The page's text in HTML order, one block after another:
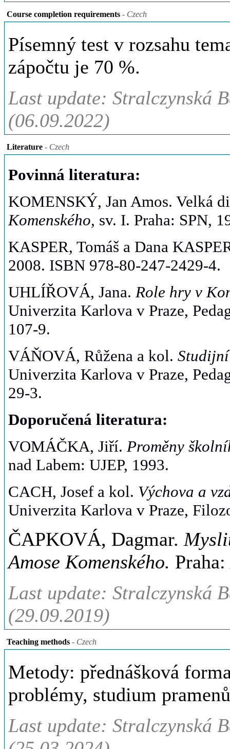
Course completion requirements - Czech
Písemný test v rozsahu
zápočtu je 70 %.
Last update: Stralczynská
(06.09.2022)
Literature - Czech
Povinná literatura:
KOMENSKÝ, Jan Amos. Velká
Komenského, sv. I. Praha: SPN,
KASPER, Tomáš a Dana
2008. ISBN 978-80-247-2429-4.
UHLÍŘOVÁ, Jana. Role hry v
Univerzita Karlova v Praze,
107-9.
VÁŇOVÁ, Růžena a kol.
Univerzita Karlova v Praze,
29-3.
Doporučená literatura:
VOMÁČKA, Jiří. Proměny
nad Labem: UJEP, 1993.
CACH, Josef a kol. Výchova a
Univerzita Karlova v Praze,
ČAPKOVÁ, Dagmar.
Amose Komenského.
Last update: Stralczynská
(29.09.2019)
Teaching methods - Czech
Metody: přednášková
problémy, studium
Last update: Stralczynská